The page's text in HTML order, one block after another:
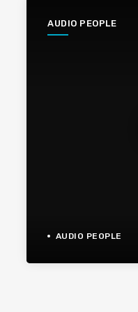
AUDIO PEOPLE
AUDIO PEOPLE